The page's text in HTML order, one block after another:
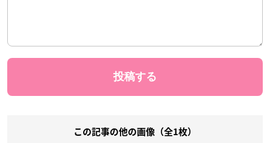
この記事の他の画像（全1枚）